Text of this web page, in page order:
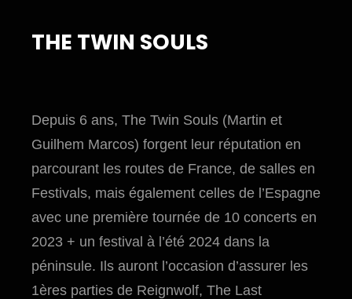
THE TWIN SOULS
Depuis 6 ans, The Twin Souls (Martin et
Guilhem Marcos) forgent leur réputation en
parcourant les routes de France, de salles en
Festivals, mais également celles de l’Espagne
avec une première tournée de 10 concerts en
2023 + un festival à l’été 2024 dans la
péninsule. Ils auront l’occasion d’assurer les
1ères parties de Reignwolf, The Last